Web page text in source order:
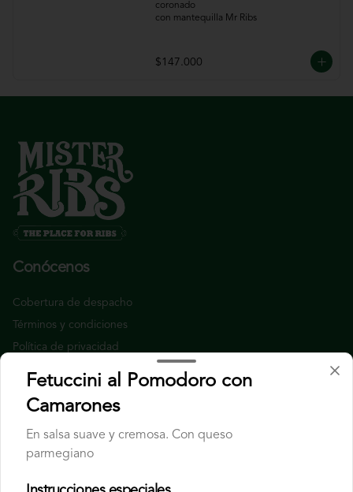
coronado
con mantequilla Mr Ribs
$147.000
Conócenos
Cobertura de despacho
Términos y condiciones
Política de privacidad
Redes sociales
Facebook
Fetuccini al Pomodoro con
Camarones
En salsa suave y cremosa. Con queso
parmegiano